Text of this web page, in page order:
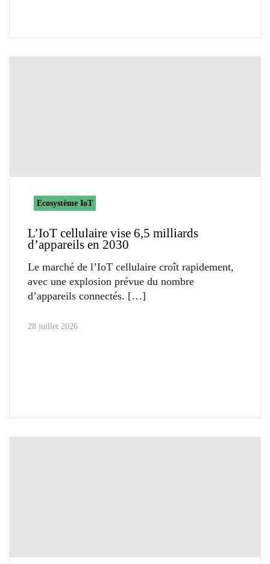
Ecosystème IoT
L’IoT cellulaire vise 6,5 milliards
d’appareils en 2030
Le marché de l’IoT cellulaire croît rapidement,
avec une explosion prévue du nombre
d’appareils connectés.
28 juillet 2026